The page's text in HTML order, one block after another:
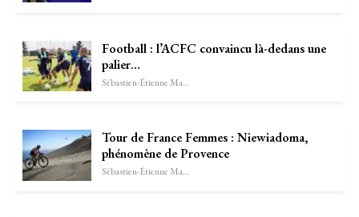
Football : l’ACFC convaincu là-dedans une
palier…
Sébastien-Étienne Marechal
Tour de France Femmes : Niewiadoma,
phénomène de Provence
Sébastien-Étienne Marechal